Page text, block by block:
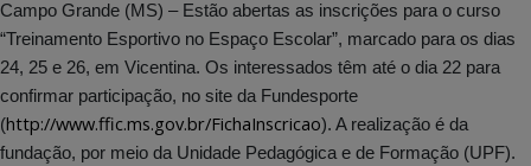
Campo Grande (MS) – Estão abertas as inscrições para o curso
“Treinamento Esportivo no Espaço Escolar”, marcado para os dias
24, 25 e 26, em Vicentina. Os interessados têm até o dia 22 para
confirmar participação, no site da Fundesporte
(http://www.ffic.ms.gov.br/FichaInscricao). A realização é da
fundação, por meio da Unidade Pedagógica e de Formação (UPF).